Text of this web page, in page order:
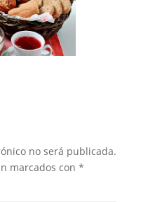
no será publicada.
marcados con *